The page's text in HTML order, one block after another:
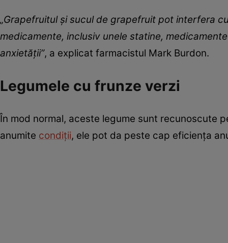
„Grapefruitul și sucul de grapefruit pot interfera
medicamente, inclusiv unele statine,
anxietății”, a explicat farmacistul Mark Burdon.
Legumele cu frunze verzi
În mod normal, aceste legume sunt recunoscute
anumite condiții, ele pot da peste cap eficiența